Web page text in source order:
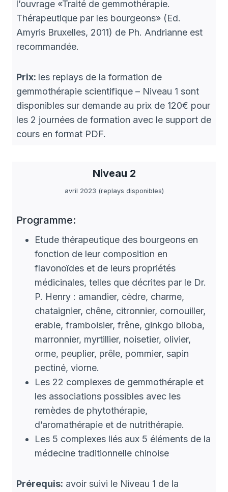
l’ouvrage «Traité de gemmothérapie.
Thérapeutique par les bourgeons» (Ed.
Amyris Bruxelles, 2011) de Ph. Andrianne est
recommandée.
Prix: les replays de la formation de
gemmothérapie scientifique – Niveau 1 sont
disponibles sur demande au prix de 120€ pour
les 2 journées de formation avec le support de
cours en format PDF.
Niveau 2
avril 2023 (replays disponibles)
Programme:
Etude thérapeutique des bourgeons en
fonction de leur composition en
flavonoïdes et de leurs propriétés
médicinales, telles que décrites par le Dr.
P. Henry : amandier, cèdre, charme,
chataignier, chêne, citronnier, cornouiller,
erable, framboisier, frêne, ginkgo biloba,
marronnier, myrtillier, noisetier, olivier,
orme, peuplier, prêle, pommier, sapin
pectiné, viorne.
Les 22 complexes de gemmothérapie et
les associations possibles avec les
remèdes de phytothérapie,
d’aromathérapie et de nutrithérapie.
Les 5 complexes liés aux 5 éléments de la
médecine traditionnelle chinoise
Prérequis: avoir suivi le Niveau 1 de la